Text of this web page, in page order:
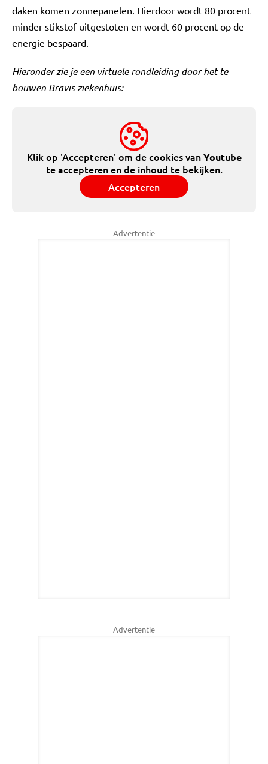
daken komen zonnepanelen. Hierdoor wordt 80 procent
minder stikstof uitgestoten en wordt 60 procent op de
energie bespaard.
Hieronder zie je een virtuele rondleiding door het te
bouwen Bravis ziekenhuis:
Klik op 'Accepteren' om de cookies vanYoutube
te accepteren en de inhoud te bekijken.
Accepteren
Advertentie
Advertentie